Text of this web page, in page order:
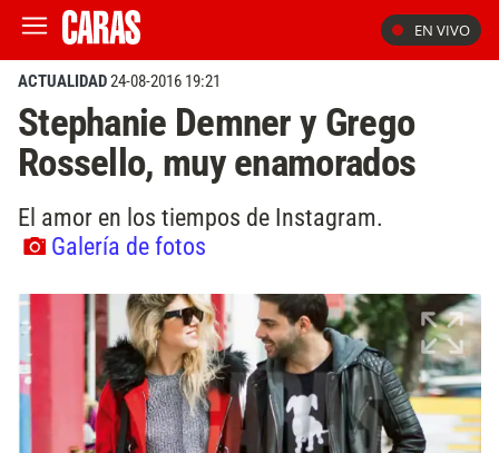
EN VIVO
ACTUALIDAD24-08-2016 19:21
Stephanie Demner y Grego
Rossello, muy enamorados
El amor en los tiempos de Instagram.
Galería de fotos